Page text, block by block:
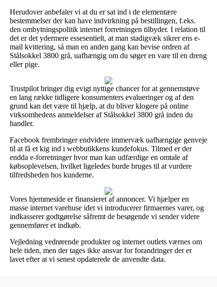
Herudover anbefaler vi at du er sat ind i de elementære
bestemmelser der kan have indvirkning på bestillingen, f.eks.
den ombytningspolitik internet forretningen tilbyder. I relation til
det er det ydermere essesentielt, at man stadigvæk sikrer ens e-
mail kvittering, så man en anden gang kan bevise ordren af
Stålsokkel 3800 grå, uafhængig om du søger en vare til en dreng
eller pige.
Trustpilot bringer dig evigt nyttige chancer for at gennemstøve
en lang række tidligere konsumenters evalueringer og af den
grund kan det være til hjælp, at du bliver klogere på online
virksomhedens anmeldelser af Stålsokkel 3800 grå inden du
handler.
Facebook frembringer endvidere immervæk uafhængige genveje
til at få et kig ind i webbutikkens kundefokus. Tilmed er der
endda e-forretninger hvor man kan udfærdige en omtale af
købsoplevelsen, hvilket ligeledes burde bruges til at vurdere
tilfredsheden hos kunderne.
Vores hjemmeside er finansieret af annoncer. Vi hjælper en
masse internet varehuse idet vi introducerer firmaernes varer, og
indkasserer godtgørelse såfremt de besøgende vi sender videre
gennemfører et indkøb.
Vejledning vedrørende produkter og internet outlets værnes om
hele tiden, men der tages ikke ansvar for forandringer der er
lavet efter at vi senest opdaterede de anvendte data.